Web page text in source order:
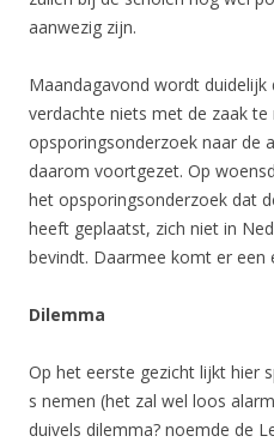
aanwezig zijn.
Maandagavond wordt duidelijk
verdachte niets met de zaak
opsporingsonderzoek naar de
daarom voortgezet. Op
het opsporingsonderzoek dat
heeft geplaatst, zich niet in
bevindt. Daarmee komt er een
Dilemma
Op het eerste gezicht lijkt hier
s nemen (het zal wel loos
duivels dilemma? noemde de